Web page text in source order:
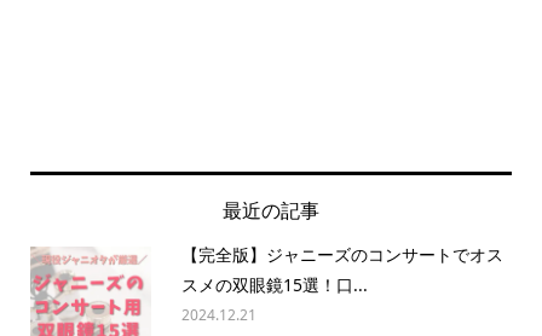
最近の記事
【完全版】ジャニーズのコンサートでオス
スメの双眼鏡15選！口...
2024.12.21